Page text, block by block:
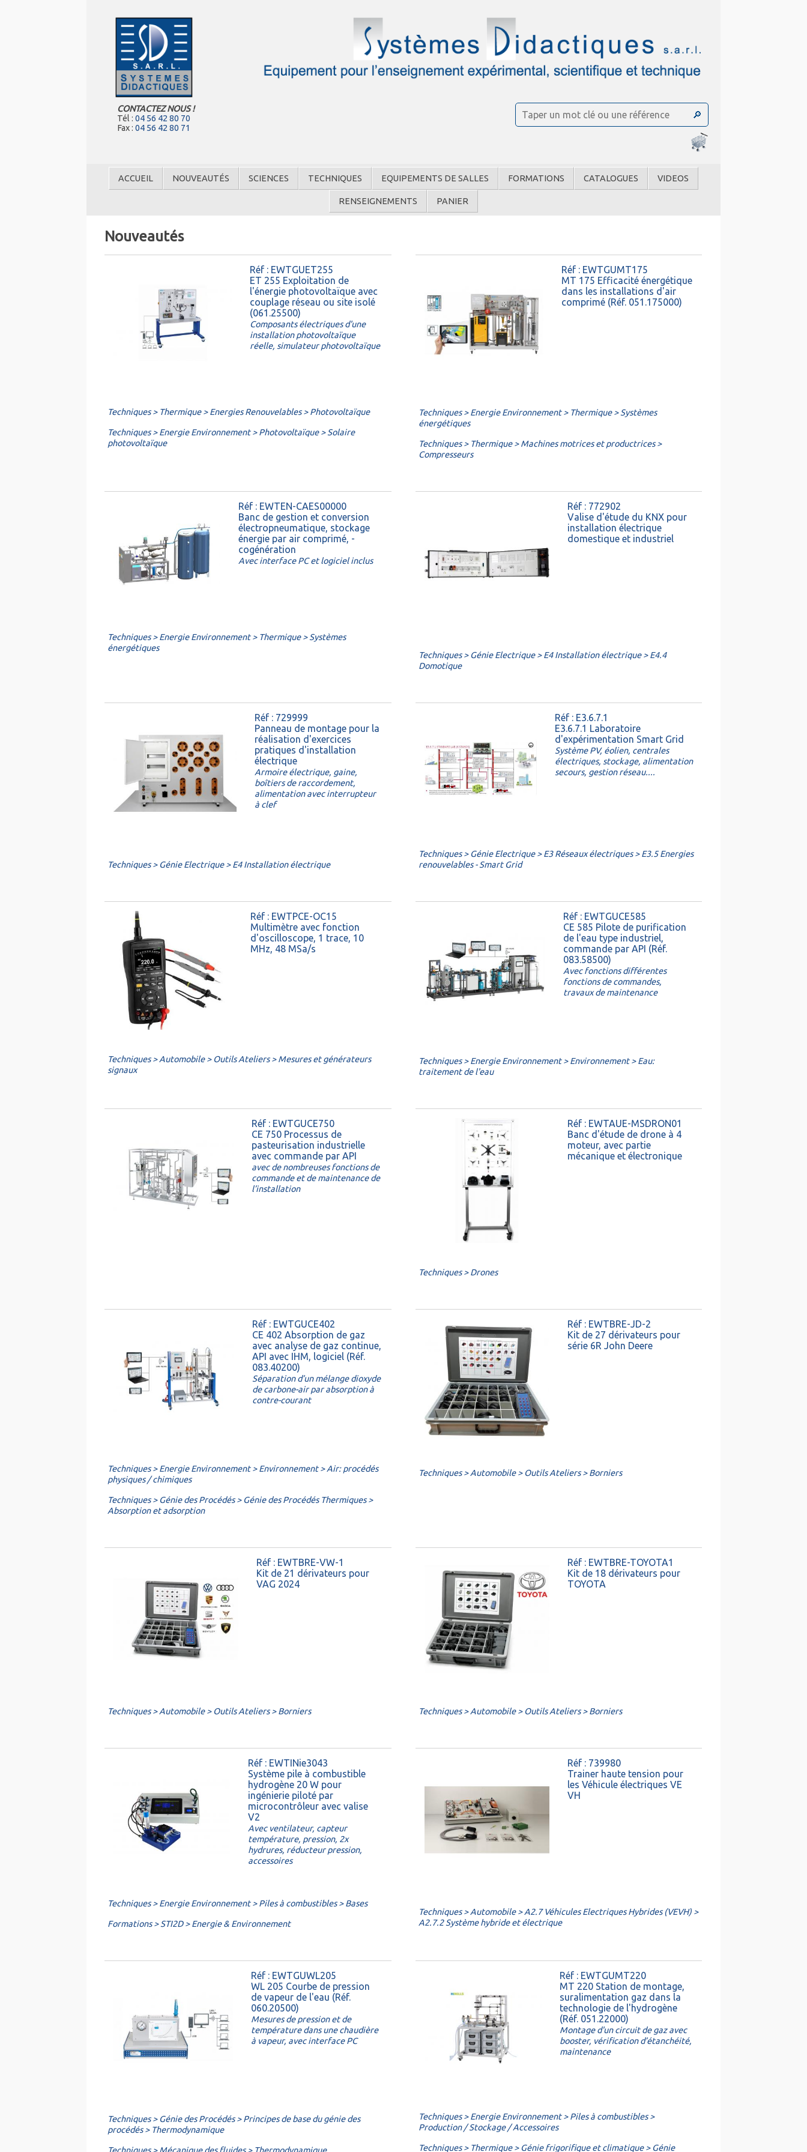
CONTACTEZ NOUS !
Tél : 04 56 42 80 70
Fax : 04 56 42 80 71
ACCUEIL NOUVEAUTÉS SCIENCES TECHNIQUES EQUIPEMENTS DE SALLES FORMATIONS CATALOGUES VIDEOS
RENSEIGNEMENTS PANIER
Nouveautés
Réf : EWTGUET255
ET 255 Exploitation de
l'énergie photovoltaïque avec
couplage réseau ou site isolé
(061.25500)
Composants électriques d'une
installation photovoltaïque
réelle, simulateur photovoltaïque
Techniques > Thermique > Energies Renouvelables > Photovoltaïque
Techniques > Energie Environnement > Photovoltaïque > Solaire
photovoltaïque
Réf : EWTGUMT175
MT 175 Efficacité énergétique
dans les installations d'air
comprimé (Réf. 051.175000)
Techniques > Energie Environnement > Thermique > Systèmes
énergétiques
Techniques > Thermique > Machines motrices et productrices >
Compresseurs
Réf : EWTEN-CAES00000
Banc de gestion et conversion
électropneumatique, stockage
énergie par air comprimé, -
cogénération
Avec interface PC et logiciel inclus
Techniques > Energie Environnement > Thermique > Systèmes
énergétiques
Réf : 772902
Valise d'étude du KNX pour
installation électrique
domestique et industriel
Techniques > Génie Electrique > E4 Installation électrique > E4.4
Domotique
Réf : 729999
Panneau de montage pour la
réalisation d'exercices
pratiques d'installation
électrique
Armoire électrique, gaine,
boîtiers de raccordement,
alimentation avec interrupteur
à clef
Techniques > Génie Electrique > E4 Installation électrique
Réf : E3.6.7.1
E3.6.7.1 Laboratoire
d'expérimentation Smart Grid
Système PV, éolien, centrales
électriques, stockage, alimentation
secours, gestion réseau....
Techniques > Génie Electrique > E3 Réseaux électriques > E3.5 Energies
renouvelables - Smart Grid
Réf : EWTPCE-OC15
Multimètre avec fonction
d'oscilloscope, 1 trace, 10
MHz, 48 MSa/s
Techniques > Automobile > Outils Ateliers > Mesures et générateurs
signaux
Réf : EWTGUCE585
CE 585 Pilote de purification
de l'eau type industriel,
commande par API (Réf.
083.58500)
Avec fonctions différentes
fonctions de commandes,
travaux de maintenance
Techniques > Energie Environnement > Environnement > Eau:
traitement de l'eau
Réf : EWTGUCE750
CE 750 Processus de
pasteurisation industrielle
avec commande par API
avec de nombreuses fonctions de
commande et de maintenance de
l’installation
Réf : EWTAUE-MSDRON01
Banc d'étude de drone à 4
moteur, avec partie
mécanique et électronique
Techniques > Drones
Réf : EWTGUCE402
CE 402 Absorption de gaz
avec analyse de gaz continue,
API avec IHM, logiciel (Réf.
083.40200)
Séparation d’un mélange dioxyde
de carbone-air par absorption à
contre-courant
Techniques > Energie Environnement > Environnement > Air: procédés
physiques / chimiques
Techniques > Génie des Procédés > Génie des Procédés Thermiques >
Absorption et adsorption
Réf : EWTBRE-JD-2
Kit de 27 dérivateurs pour
série 6R John Deere
Techniques > Automobile > Outils Ateliers > Borniers
Réf : EWTBRE-VW-1
Kit de 21 dérivateurs pour
VAG 2024
Techniques > Automobile > Outils Ateliers > Borniers
Réf : EWTBRE-TOYOTA1
Kit de 18 dérivateurs pour
TOYOTA
Techniques > Automobile > Outils Ateliers > Borniers
Réf : EWTINie3043
Système pile à combustible
hydrogène 20 W pour
ingénierie piloté par
microcontrôleur avec valise
V2
Avec ventilateur, capteur
température, pression, 2x
hydrures, réducteur pression,
accessoires
Techniques > Energie Environnement > Piles à combustibles > Bases
Formations > STI2D > Energie & Environnement
Réf : 739980
Trainer haute tension pour
les Véhicule électriques VE
VH
Techniques > Automobile > A2.7 Véhicules Electriques Hybrides (VEVH) >
A2.7.2 Système hybride et électrique
Réf : EWTGUWL205
WL 205 Courbe de pression
de vapeur de l'eau (Réf.
060.20500)
Mesures de pression et de
température dans une chaudière
à vapeur, avec interface PC
Techniques > Génie des Procédés > Principes de base du génie des
procédés > Thermodynamique
Réf : EWTGUMT220
MT 220 Station de montage,
suralimentation gaz dans la
technologie de l'hydrogène
(Réf. 051.22000)
Montage d'un circuit de gaz avec
booster, vérification d’étanchéité,
maintenance
Techniques > Energie Environnement > Piles à combustibles >
Production / Stockage / Accessoires
Techniques > Thermique > Génie frigorifique et climatique > Génie